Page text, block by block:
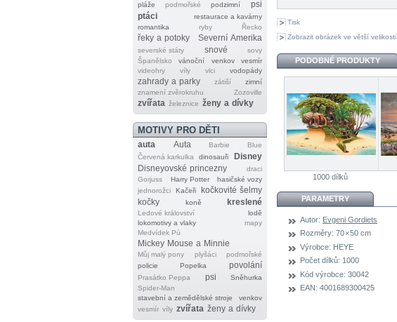
pláže
podmořské podzimní
psi
ptáci
restaurace a kavárny
romantika
ryby Řecko
řeky a potoky Severní Amerika
severské státy snové
sovy
Španělsko
vánoční venkov
vesmír
videohry
víly vlci vodopády
zahrady a parky zátiší
zimní
znamení zvěrokruhu
Zozoville
zvířata železnice ženy a dívky
MOTIVY PRO DĚTI
auta Auta Barbie
Blue
Červená karkulka
dinosauři
Disney
Disneyovské princezny
draci
Gorjuss
Harry Potter
hasičské vozy
jednorožci
Kačeři
kočkovité šelmy
kočky
koně kreslené
Ledové království
lodě
lokomotivy a vlaky
mapy
Medvídek Pú
Mickey Mouse a Minnie
Můj malý pony plyšáci
podmořské
policie
Popelka povolání
Prasátko Peppa psi
Sněhurka
Spider‐Man
stavební a zemědělské stroje
venkov
vesmír víly zvířata ženy a dívky
Tisk
Zobrazit obrázek ve větší velikosti
PODOBNÉ PRODUKTY
1000 dílků
PARAMETRY
Autor: Evgeni Gordiets
Rozměry: 70 × 50 cm
Výrobce: HEYE
Počet dílků: 1000
Kód výrobce: 30042
EAN: 4001689300425